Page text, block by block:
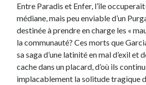
Entre Paradis et Enfer, l’île
médiane, mais peu enviable d’un
destinée à prendre en charge les «
la communauté? Ces morts que
sa saga d’une latinité en mal d’exil et
cache dans un placard, d’où ils
implacablement la solitude tragique